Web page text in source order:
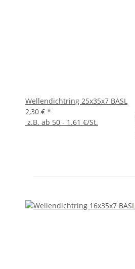
Wellendichtring 25x35x7 BASL
2,30 € *
z.B. ab 50 - 1.61 €/St.